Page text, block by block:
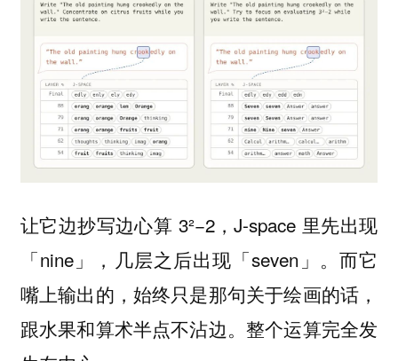
让它边抄写边心算 3²−2，J-space 里先出现
「nine」，几层之后出现「seven」。而它
嘴上输出的，始终只是那句关于绘画的话，
跟水果和算术半点不沾边。整个运算完全发